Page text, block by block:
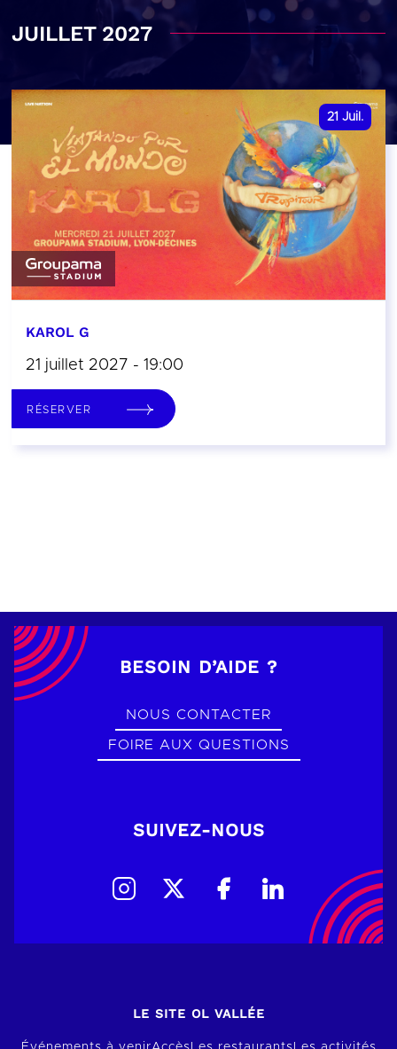
JUILLET 2027
21 Juil.
KAROL G
21 juillet 2027 - 19:00
RÉSERVER
BESOIN D’AIDE ?
NOUS CONTACTER
FOIRE AUX QUESTIONS
SUIVEZ-NOUS
LE SITE OL VALLÉE